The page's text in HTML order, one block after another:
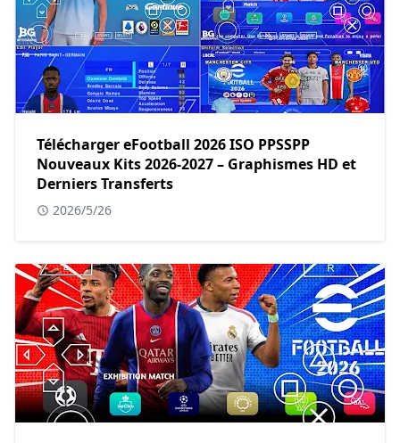
Télécharger eFootball 2026 ISO PPSSPP
Nouveaux Kits 2026-2027 – Graphismes HD et
Derniers Transferts
2026/5/26